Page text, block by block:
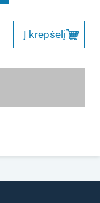
Į krepšelį